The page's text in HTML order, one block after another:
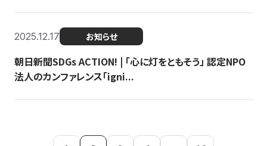
2025.12.17 お知らせ
朝日新聞SDGs ACTION! | 「心に灯をともそう」 認定NPO
法人のカンファレンス「igni...